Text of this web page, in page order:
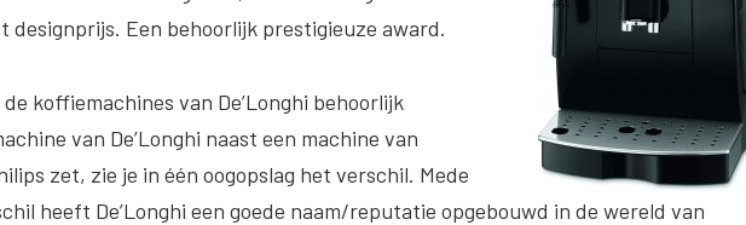
designprijs. Een behoorlijk prestigieuze award.
koffiemachines van De’Longhi behoorlijk
van De’Longhi naast een machine van
zet, zie je in één oogopslag het verschil. Mede
heeft De’Longhi een goede naam/reputatie opgebouwd in de wereld van